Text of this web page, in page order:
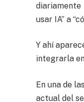
diariamente
usar IA” a
Y ahí
integrarla
En una de
actual del